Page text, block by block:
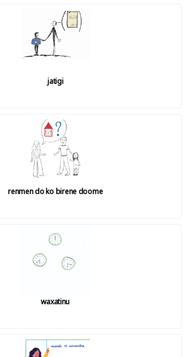
jatigi
renmen do ko birene doome
waxatinu